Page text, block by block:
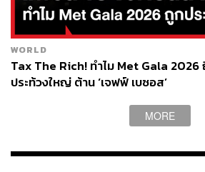
สามารถติดตาม THE
ผ่านแอปพลิเคชันต่างๆ ที่คุณสะดวกหรือ
มาร์ก ซักเคอร์เ
มัลติเวิร์ส
WORLD
Tax The Rich! ทำไม Met Gala 2026
ประท้วงใหญ่ ต้าน ‘เจฟฟ์ เบซอส’
MORE